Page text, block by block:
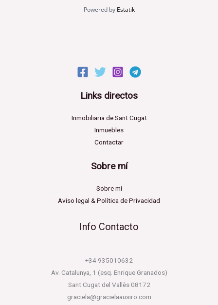
Powered by Estatik
Links directos
Inmobiliaria de Sant Cugat
Inmuebles
Contactar
Sobre mí
Sobre mí
Aviso legal & Política de Privacidad
Info Contacto
+34 935010632
Av. Catalunya, 1 (esq. Enrique Granados)
Sant Cugat del Vallès 08172
graciela@gracielaausiro.com